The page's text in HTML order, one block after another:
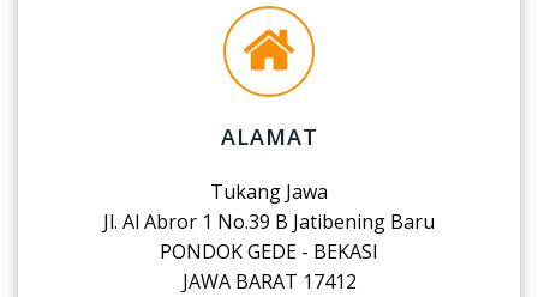
ALAMAT
Tukang Jawa
Jl. Al Abror 1 No.39 B Jatibening Baru
PONDOK GEDE - BEKASI
JAWA BARAT 17412